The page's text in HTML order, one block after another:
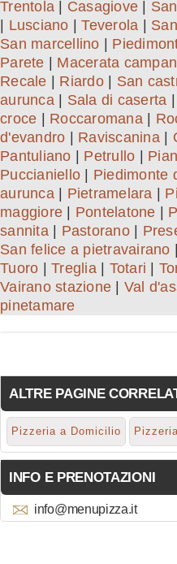
Trentola
Casagiove
Lusciano |Teverola
San marcellino
Parete
Macerata
Recale
Riardo| San
aurunca| Sala di caserta
croce
Roccaromana|
d'evandro
Raviscanina|
Pantuliano
Petrullo
Puccianiello
Piedimonte
aurunca| Pietramelara
maggiore
Pontelatone
sannita| Pastorano|
San felice a pietravairano
Tuoro
Treglia| Totari
Vairano stazione
Val
pinetamare
ALTRE PAGINE
Pizzeria a Domicilio
INFO E PRENOTAZIONI
info@menupizza.it